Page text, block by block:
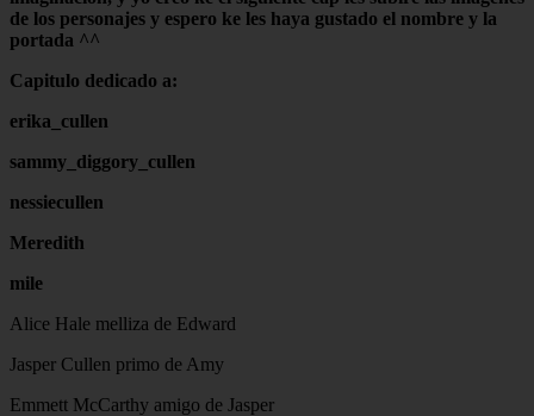
de los personajes y espero ke les haya gustado el nombre y la
portada ^^
Capitulo dedicado a:
erika_cullen
sammy_diggory_cullen
nessiecullen
Meredith
mile
Alice Hale melliza de Edward
Jasper Cullen primo de Amy
Emmett McCarthy amigo de Jasper